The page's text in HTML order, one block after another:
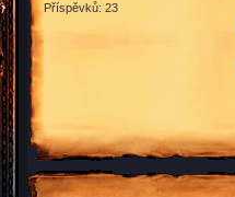
Příspěvků: 23